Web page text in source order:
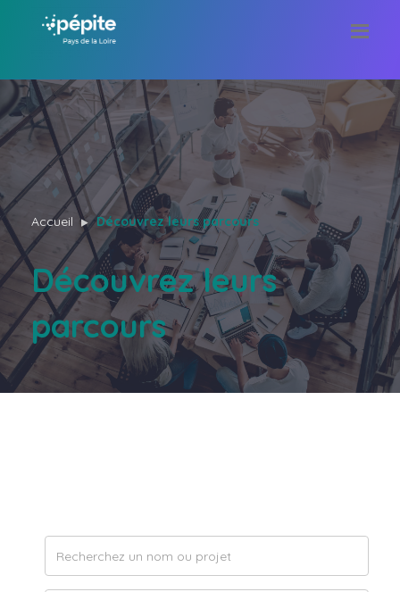
Accueil Découvrez leurs parcours
Découvrez leurs
parcours